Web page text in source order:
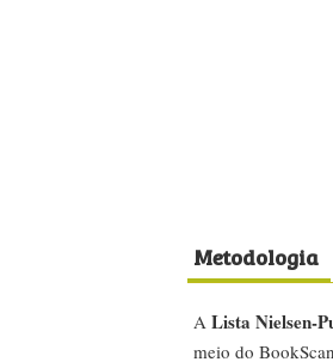
Metodologia
A Lista Nielsen-
meio do